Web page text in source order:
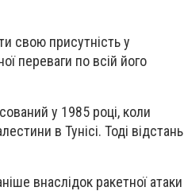
свою присутність у
переваги по всій його
у 1985 році, коли
в Тунісі. Тоді відстань
внаслідок ракетної атаки